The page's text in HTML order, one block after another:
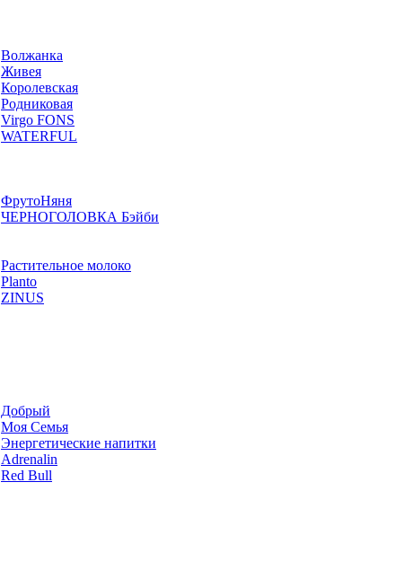
Волжанка
Живея
Королевская
Родниковая
Virgo FONS
WATERFUL
ФрутоНяня
ЧЕРНОГОЛОВКА Бэйби
Растительное молоко
Planto
ZINUS
Добрый
Моя Семья
Энергетические напитки
Adrenalin
Red Bull